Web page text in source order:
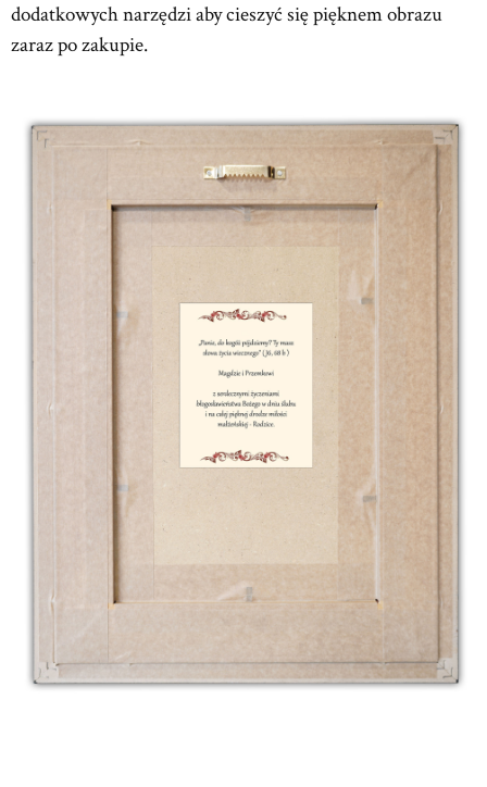
dodatkowych narzędzi aby cieszyć się pięknem obrazu
zaraz po zakupie.